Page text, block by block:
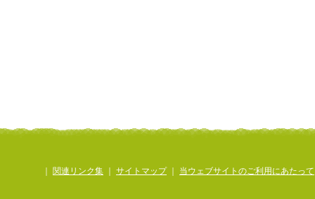
関連リンク集 サイトマップ｜ 当ウェブサイトのご利用にあたって